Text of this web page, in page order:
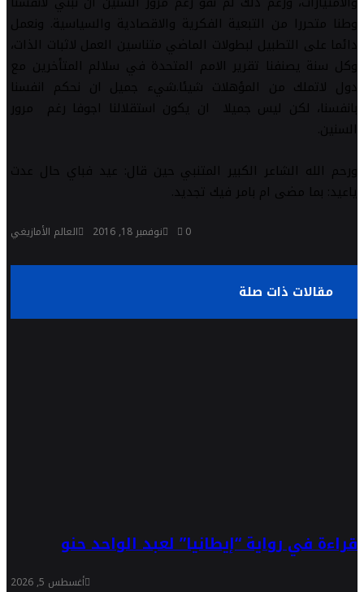
وطنا متحررا من التبعية الفكرية والاقصادية والسياسية. ونعمل
دائما على التطبيل لبطولات الماضي متناسين العمل لاثبات الذات،
وكل سنة يصنفنا تقرير الامم المتحدة في سلالم المتأخرين مع
دول لاتملك من المؤهلات شيئا.شيء جميل ان نحكم انفسنا
بانفسنا، لكن ليس جميلا ان يكون استقلالنا اجوفا رغم مرور
السنين.
ورحم الله الشاعر الكبير المتنبي حين قال: عيد فباي حال عدت
ياعيد: بما مضى ام بامر فيك تجديد.
العالم الأمازيغي نوفمبر 18, 2016 0
مقالات ذات صلة
قراءة في رواية “إيطانيا” لعبد الواحد حنو
أغسطس 5, 2026